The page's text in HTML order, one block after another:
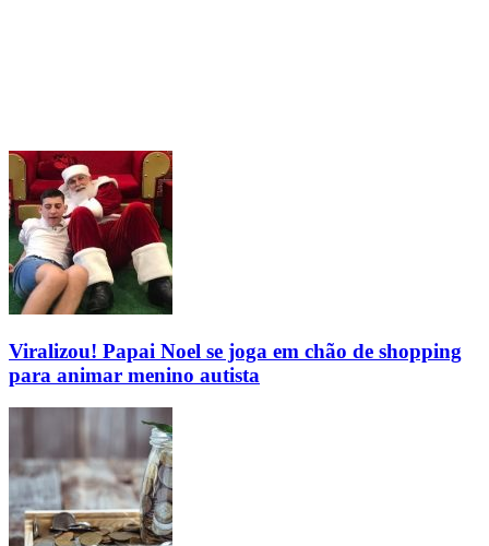
Viralizou! Papai Noel se joga em chão de shopping
para animar menino autista